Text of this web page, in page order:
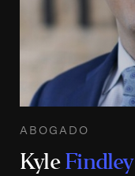
ABOGADO
KyleFindley